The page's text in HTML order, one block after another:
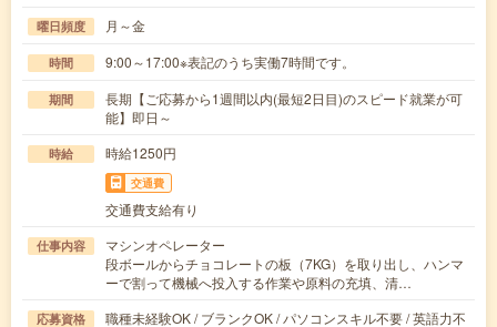
曜日頻度 月～金
時間 9:00～17:00※表記のうち実働7時間です。
期間
長期【ご応募から1週間以内(最短2日目)のスピード就業が可
能】即日～
時給 時給1250円
交通費
交通費支給有り
仕事内容
マシンオペレーター
段ボールからチョコレートの板（7KG）を取り出し、ハンマ
ーで割って機械へ投入する作業や原料の充填、清…
応募資格
職種未経験OK / ブランクOK / パソコンスキル不要 / 英語力不